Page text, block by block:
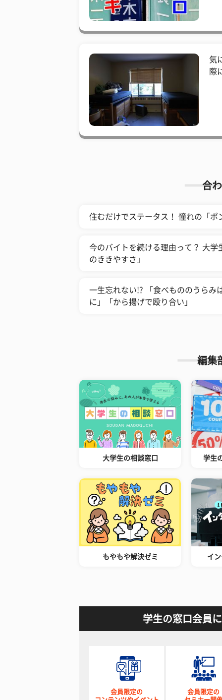
気
際
合
住むだけでステータス！ 憧れの「
今のバイトを続ける理由って？ 大
のききやすさ」
一生忘れない!? 「食べもののうらみ
に」「から揚げで殴り合い」
編集
大学生の相談窓口 学生
もやもや解決ゼミ イ
学生の窓口会員
会員限定の
会員限定の